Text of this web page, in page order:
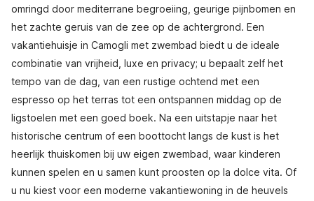
omringd door mediterrane begroeiing, geurige pijnbomen en
het zachte geruis van de zee op de achtergrond. Een
vakantiehuisje in Camogli met zwembad biedt u de ideale
combinatie van vrijheid, luxe en privacy; u bepaalt zelf het
tempo van de dag, van een rustige ochtend met een
espresso op het terras tot een ontspannen middag op de
ligstoelen met een goed boek. Na een uitstapje naar het
historische centrum of een boottocht langs de kust is het
heerlijk thuiskomen bij uw eigen zwembad, waar kinderen
kunnen spelen en u samen kunt proosten op la dolce vita. Of
u nu kiest voor een moderne vakantiewoning in de heuvels